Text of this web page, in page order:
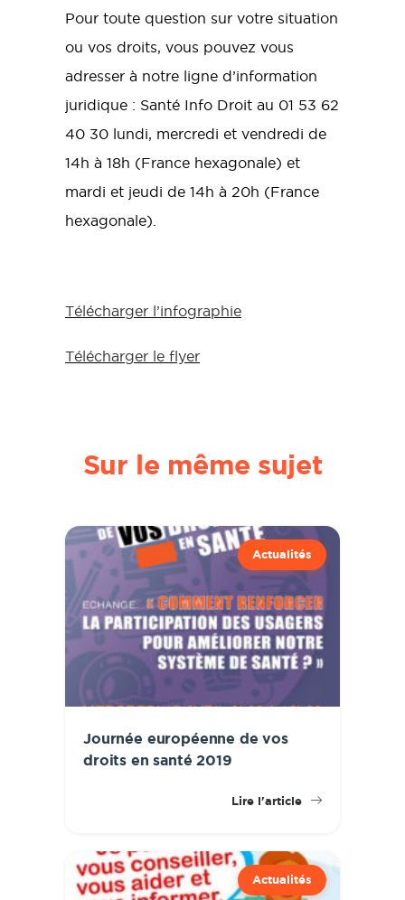
Pour toute question sur votre situation
ou vos droits, vous pouvez vous
adresser à notre ligne d’information
juridique : Santé Info Droit au 01 53 62
40 30 lundi, mercredi et vendredi de
14h à 18h (France hexagonale) et
mardi et jeudi de 14h à 20h (France
hexagonale).
Télécharger l’infographie
Télécharger le flyer
Sur le même sujet
Actualités
Journée européenne de vos
droits en santé 2019
Lire l'article
Actualités